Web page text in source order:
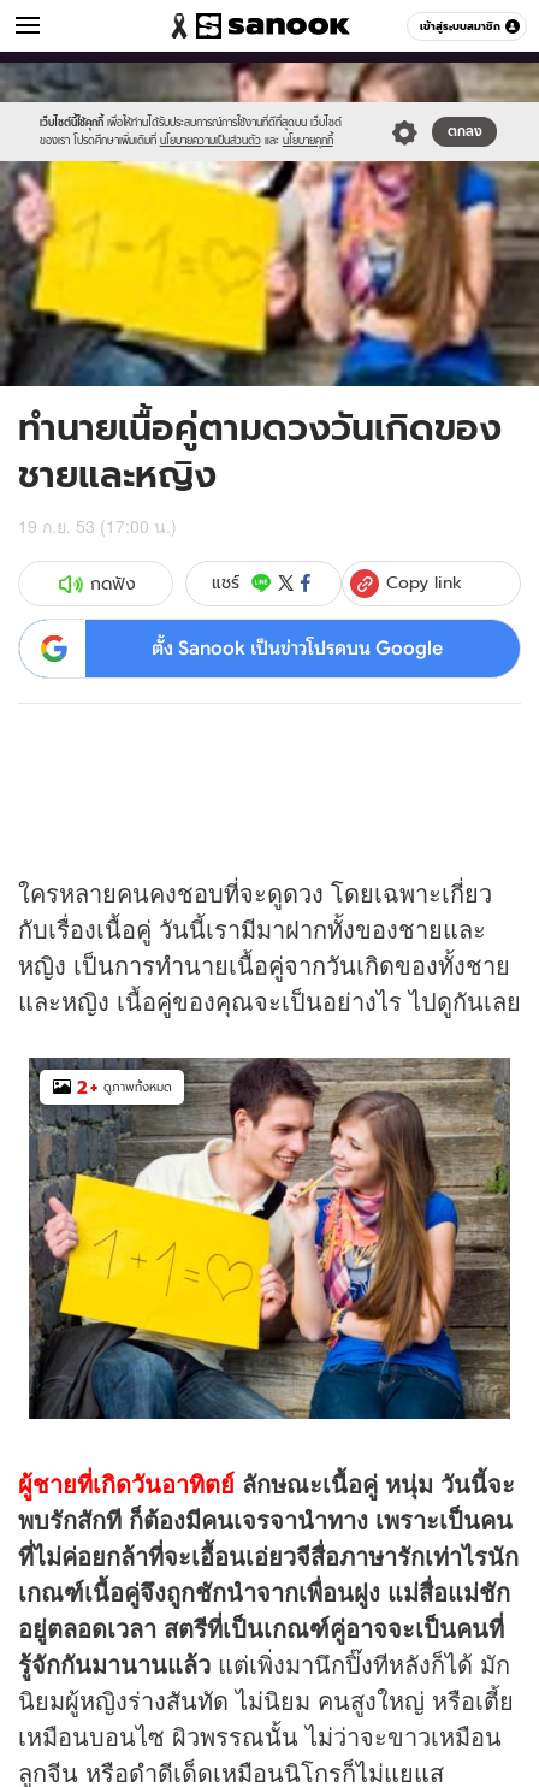
เข้าสู่ระบบสมาชิก
ดูดวง หมวดอื่นๆ
เว็บไซต์นี้ใช้คุกกี้ เพื่อให้ท่านได้รับประสบการณ์การใช้งานที่ดีที่สุดบน เว็บไซต์
ของเรา โปรดศึกษาเพิ่มเติมที่ นโยบายความเป็นส่วนตัว และ นโยบายคุกกี้
ตกลง
Sanook
//s.isanook.com/sr/0/images/logo-
new-
sanook.png
600
//s.isanook.com/ho/0/ud/0/4617/m_02882_001.jpg
ทำนายเนื้อคู่ตามดวงวันเกิดของ
ชายและหญิง
19 ก.ย. 53 (17:00 น.)
กดฟัง แชร์ Copy link
ตั้ง Sanook เป็นข่าวโปรดบน Google
ใครหลายคนคงชอบที่จะดูดวง โดยเฉพาะเกี่ยว
กับเรื่องเนื้อคู่ วันนี้เรามีมาฝากทั้งของชายและ
หญิง เป็นการทำนายเนื้อคู่จากวันเกิดของทั้งชาย
และหญิง เนื้อคู่ของคุณจะเป็นอย่างไร ไปดูกันเลย
2+ ดูภาพทั้งหมด
ผู้ชายที่เกิดวันอาทิตย์ ลักษณะเนื้อคู่ หนุ่ม วันนี้จะ
พบรักสักที ก็ต้องมีคนเจรจานำทาง เพราะเป็นคน
ที่ไม่ค่อยกล้าที่จะเอื้อนเอ่ยวจีสื่อภาษารักเท่าไรนัก
เกณฑ์เนื้อคู่จึงถูกชักนำจากเพื่อนฝูง แม่สื่อแม่ชัก
อยู่ตลอดเวลา สตรีที่เป็นเกณฑ์คู่อาจจะเป็นคนที่
รู้จักกันมานานแล้ว แต่เพิ่งมานึกปิ๊งทีหลังก็ได้ มัก
นิยมผู้หญิงร่างสันทัด ไม่นิยม คนสูงใหญ่ หรือเตี้ย
เหมือนบอนไซ ผิวพรรณนั้น ไม่ว่าจะขาวเหมือน
ลูกจีน หรือดำดีเด็ดเหมือนนิโกรก็ไม่แยแส